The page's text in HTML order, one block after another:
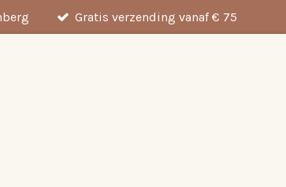
Gratis verzending vanaf € 75